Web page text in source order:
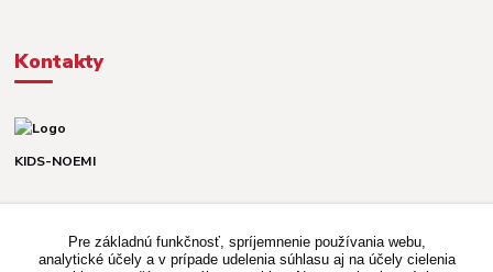
Kontakty
KIDS-NOEMI
(Po-Pia, 8-16 hod.)
Pre základnú funkčnosť, spríjemnenie používania webu,
analytické účely a v prípade udelenia súhlasu aj na účely cielenia